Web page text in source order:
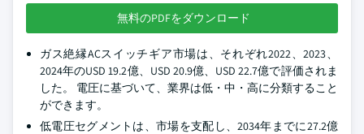
無料のPDFをダウンロード
ガス絶縁ACスイッチギア市場は、それぞれ2022、2023、
2024年のUSD 19.2億、USD 20.9億、USD 22.7億で評価されま
した。 電圧に基づいて、業界は低・中・高に分類すること
ができます。
低電圧セグメントは、市場を支配し、2034年までに27.2億